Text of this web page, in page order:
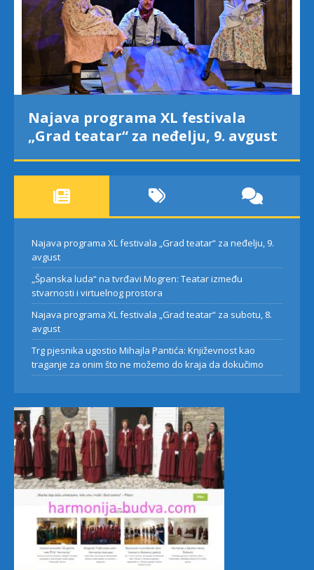
Najava programa XL festivala
„Grad teatar“ za neđelju, 9. avgust
Najava programa XL festivala „Grad teatar“ za neđelju, 9.
avgust
„Španska luda“ na tvrđavi Mogren: Teatar između
stvarnosti i virtuelnog prostora
Najava programa XL festivala „Grad teatar“ za subotu, 8.
avgust
Trg pjesnika ugostio Mihajla Pantića: Književnost kao
traganje za onim što ne možemo do kraja da dokučimo